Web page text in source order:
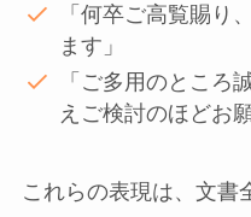
「何卒ご高覧賜り
ます」
「ご多用のところ
えご検討のほどお
これらの表現は、文書